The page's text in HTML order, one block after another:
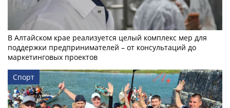
В Алтайском крае реализуется целый комплекс мер для
поддержки предпринимателей – от консультаций до
маркетинговых проектов
Спорт